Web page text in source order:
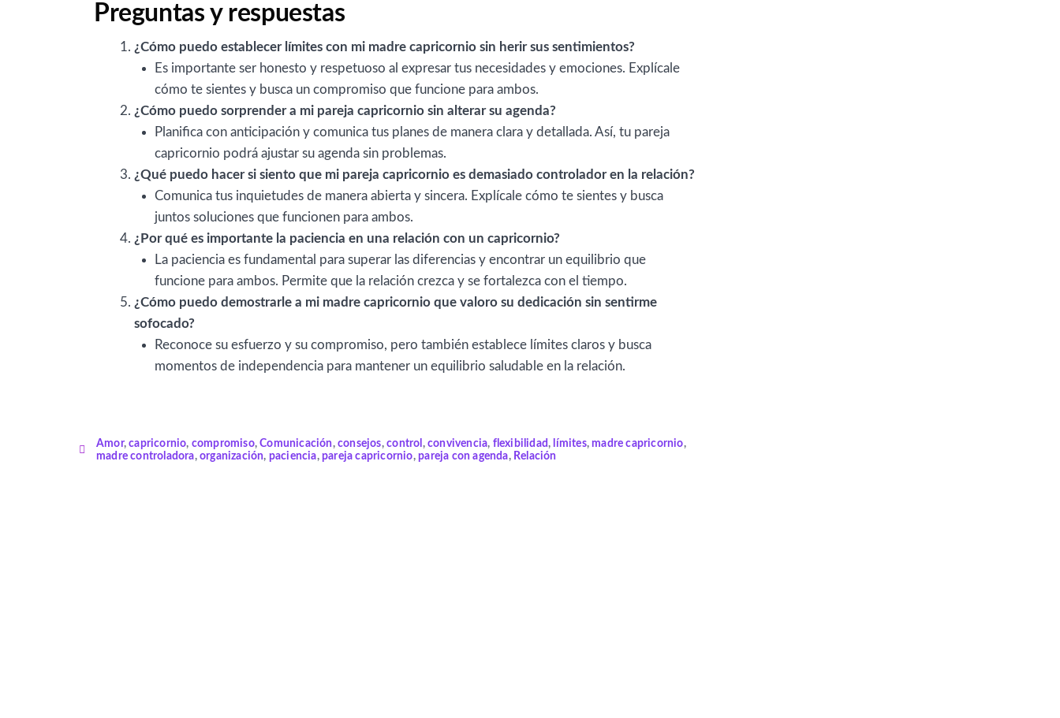
Preguntas y respuestas
¿Cómo puedo establecer límites con mi madre capricornio sin herir sus sentimientos?
Es importante ser honesto y respetuoso al expresar tus necesidades y emociones. Explícale
cómo te sientes y busca un compromiso que funcione para ambos.
¿Cómo puedo sorprender a mi pareja capricornio sin alterar su agenda?
Planifica con anticipación y comunica tus planes de manera clara y detallada. Así, tu pareja
capricornio podrá ajustar su agenda sin problemas.
¿Qué puedo hacer si siento que mi pareja capricornio es demasiado controlador en la relación?
Comunica tus inquietudes de manera abierta y sincera. Explícale cómo te sientes y busca
juntos soluciones que funcionen para ambos.
¿Por qué es importante la paciencia en una relación con un capricornio?
La paciencia es fundamental para superar las diferencias y encontrar un equilibrio que
funcione para ambos. Permite que la relación crezca y se fortalezca con el tiempo.
¿Cómo puedo demostrarle a mi madre capricornio que valoro su dedicación sin sentirme
sofocado?
Reconoce su esfuerzo y su compromiso, pero también establece límites claros y busca
momentos de independencia para mantener un equilibrio saludable en la relación.
Amor,capricornio, compromiso,Comunicación,consejos,control , convivencia, flexibilidad, límites,madre capricornio,
madre controladora,organización, paciencia,pareja capricornio,pareja con agenda, Relación